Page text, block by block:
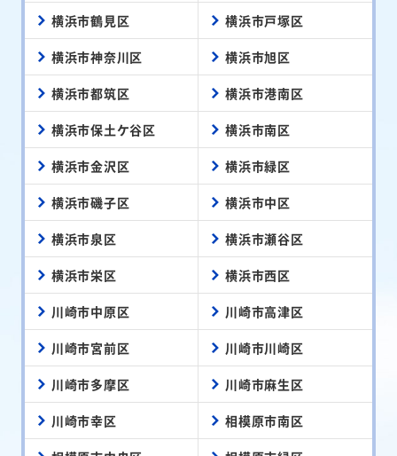
横浜市鶴見区 横浜市戸塚区
横浜市神奈川区 横浜市旭区
横浜市都筑区 横浜市港南区
横浜市保土ケ谷区 横浜市南区
横浜市金沢区 横浜市緑区
横浜市磯子区 横浜市中区
横浜市泉区 横浜市瀬谷区
横浜市栄区 横浜市西区
川崎市中原区 川崎市高津区
川崎市宮前区 川崎市川崎区
川崎市多摩区 川崎市麻生区
川崎市幸区 相模原市南区